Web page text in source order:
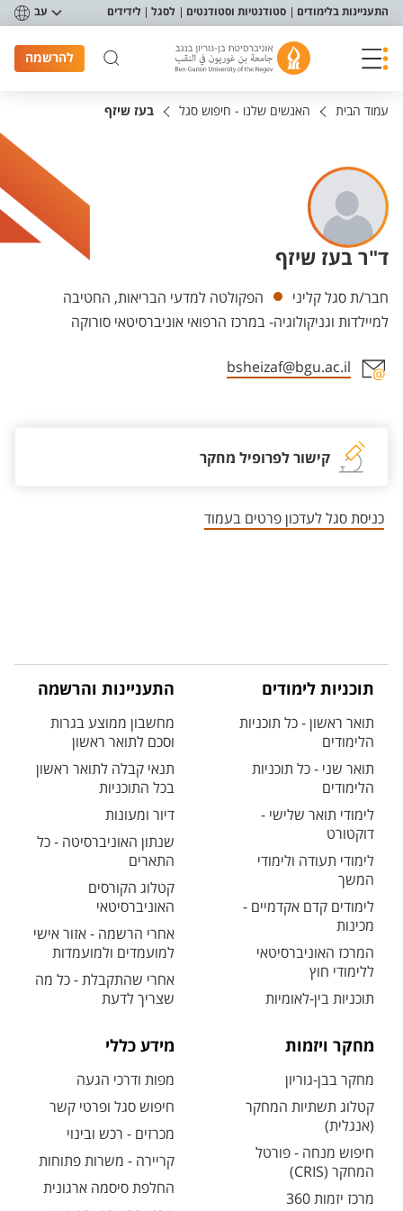
תפריט נגישות
התעניינות בלימודים סטודנטיות וסטודנטים לסגל לידידים עב
להרשמה
עמוד הבית האנשים שלנו - חיפוש סגל בעז שיזף
ד"ר בעז שיזף
יחידות
חבר/ת סגל קליני
הפקולטה למדעי הבריאות, החטיבה
למיילדות וגניקולוגיה- במרכז הרפואי אוניברסיטאי סורוקה
bsheizaf@bgu.ac.il
קישור לפרופיל מחקר
כניסת סגל לעדכון פרטים בעמוד
תוכניות לימודים
תואר ראשון - כל תוכניות
הלימודים
תואר שני - כל תוכניות
הלימודים
לימודי תואר שלישי -
דוקטורט
לימודי תעודה ולימודי
המשך
לימודים קדם אקדמיים -
מכינות
המרכז האוניברסיטאי
ללימודי חוץ
תוכניות בין-לאומיות
התעניינות והרשמה
מחשבון ממוצע בגרות
וסכם לתואר ראשון
תנאי קבלה לתואר ראשון
בכל התוכניות
דיור ומעונות
שנתון האוניברסיטה - כל
התארים
קטלוג הקורסים
האוניברסיטאי
אחרי הרשמה - אזור אישי
למועמדים ולמועמדות
אחרי שהתקבלת - כל מה
שצריך לדעת
מחקר ויזמות
מחקר בבן-גוריון
קטלוג תשתיות המחקר
(אנגלית)
חיפוש מנחה - פורטל
המחקר (CRIS)
מרכז יזמות 360
מידע כללי
מפות ודרכי הגעה
חיפוש סגל ופרטי קשר
מכרזים - רכש ובינוי
קריירה - משרות פתוחות
החלפת סיסמה ארגונית